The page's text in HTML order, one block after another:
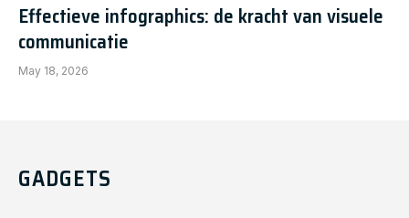
Effectieve infographics: de kracht van visuele
communicatie
May 18, 2026
GADGETS